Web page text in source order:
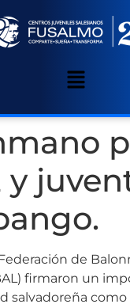
y
de
firmaron un
salvadoreña como